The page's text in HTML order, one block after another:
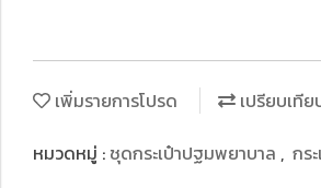
เพิ่มรายการโปรด
เปรียบเทีย
หมวดหมู่ : ชุดกระเป๋าปฐมพยาบาล , กร